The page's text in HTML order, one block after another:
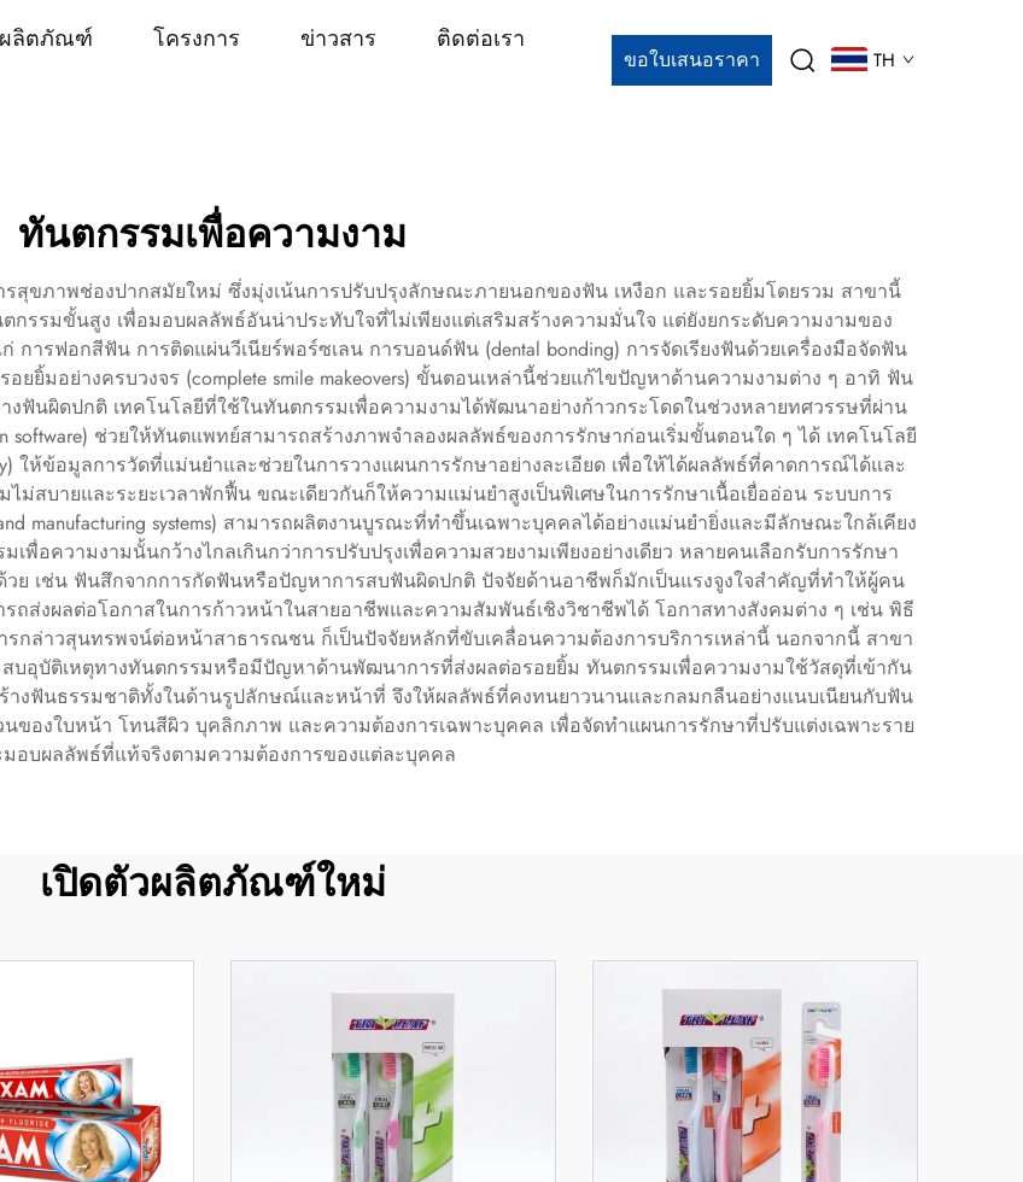
ผลิตภัณฑ์ โครงการ ข่าวสาร
ติดต่อเรา
ขอใบเสนอราคา TH
ทันตกรรมเพื่อความงาม
สุขภาพช่องปากสมัยใหม่ ซึ่งมุ่งเน้นการปรับปรุงลักษณะภายนอกของฟัน เหงือก และรอยยิ้มโดยรวม สาขานี้
กรรมขั้นสูง เพื่อมอบผลลัพธ์อันน่าประทับใจที่ไม่เพียงแต่เสริมสร้างความมั่นใจ แต่ยังยกระดับความงามของ
ารฟอกสีฟัน การติดแผ่นวีเนียร์พอร์ซเลน การบอนด์ฟัน (dental bonding) การจัดเรียงฟันด้วยเครื่องมือจัดฟัน
อยยิ้มอย่างครบวงจร (complete smile makeovers) ขั้นตอนเหล่านี้ช่วยแก้ไขปัญหาด้านความงามต่าง ๆ อาทิ ฟัน
ฟันผิดปกติ เทคโนโลยีที่ใช้ในทันตกรรมเพื่อความงามได้พัฒนาอย่างก้าวกระโดดในช่วงหลายทศวรรษที่ผ่าน
software) ช่วยให้ทันตแพทย์สามารถสร้างภาพจำลองผลลัพธ์ของการรักษาก่อนเริ่มขั้นตอนใด ๆ ได้ เทคโนโลยี
ให้ข้อมูลการวัดที่แม่นยำและช่วยในการวางแผนการรักษาอย่างละเอียด เพื่อให้ได้ผลลัพธ์ที่คาดการณ์ได้และ
ม่สบายและระยะเวลาพักฟื้น ขณะเดียวกันก็ให้ความแม่นยำสูงเป็นพิเศษในการรักษาเนื้อเยื่ออ่อน ระบบการ
manufacturing systems) สามารถผลิตงานบูรณะที่ทำขึ้นเฉพาะบุคคลได้อย่างแม่นยำยิ่งและมีลักษณะใกล้เคียง
อความงามนั้นกว้างไกลเกินกว่าการปรับปรุงเพื่อความสวยงามเพียงอย่างเดียว หลายคนเลือกรับการรักษา
ย เช่น ฟันสึกจากการกัดฟันหรือปัญหาการสบฟันผิดปกติ ปัจจัยด้านอาชีพก็มักเป็นแรงจูงใจสำคัญที่ทำให้ผู้คน
ถส่งผลต่อโอกาสในการก้าวหน้าในสายอาชีพและความสัมพันธ์เชิงวิชาชีพได้ โอกาสทางสังคมต่าง ๆ เช่น พิธี
กล่าวสุนทรพจน์ต่อหน้าสาธารณชน ก็เป็นปัจจัยหลักที่ขับเคลื่อนความต้องการบริการเหล่านี้ นอกจากนี้ สาขา
อุบัติเหตุทางทันตกรรมหรือมีปัญหาด้านพัฒนาการที่ส่งผลต่อรอยยิ้ม ทันตกรรมเพื่อความงามใช้วัสดุที่เข้ากัน
สร้างฟันธรรมชาติทั้งในด้านรูปลักษณ์และหน้าที่ จึงให้ผลลัพธ์ที่คงทนยาวนานและกลมกลืนอย่างแนบเนียนกับฟัน
ของใบหน้า โทนสีผิว บุคลิกภาพ และความต้องการเฉพาะบุคคล เพื่อจัดทำแผนการรักษาที่ปรับแต่งเฉพาะราย
มอบผลลัพธ์ที่แท้จริงตามความต้องการของแต่ละบุคคล
เปิดตัวผลิตภัณฑ์ใหม่